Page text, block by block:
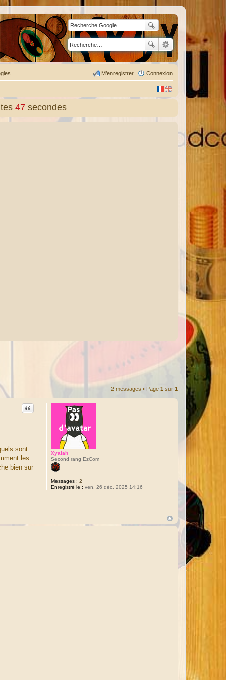
Connexion
M’enregistrer
48 secondes
2 messages • Page 1 sur 1
Xyalah
Second rang EzCom
Messages : 2
Enregistré le : ven. 26 déc. 2025 14:16
Citation
sont
les
bien sur